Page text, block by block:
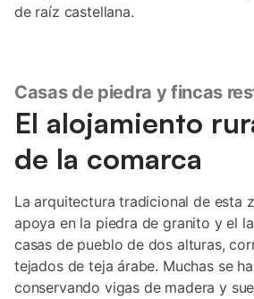
de raíz castellana.
Casas de piedra y fincas
El alojamiento
de la comarca
La arquitectura tradicional de esta
apoya en la piedra de granito y el
casas de pueblo de dos alturas,
tejados de teja árabe. Muchas se
conservando vigas de madera y